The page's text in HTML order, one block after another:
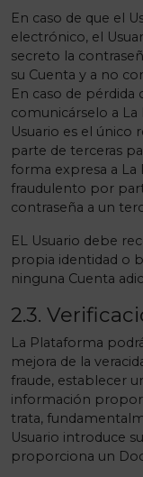
En caso de que el
electrónico, el
secreto la
su Cuenta y a no
En caso de pérdida
comunicárselo a
Usuario es el único
parte de terceras
forma expresa a La
fraudulento por
contraseña a un
EL Usuario debe
propia identidad o
ninguna Cuenta
2.3.
La Plataforma
mejora de la
fraude, establecer
información
trata,
Usuario introduce
proporciona un